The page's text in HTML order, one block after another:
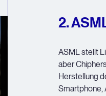
2.
ASML stellt
aber
Herstellung
Smartphone,